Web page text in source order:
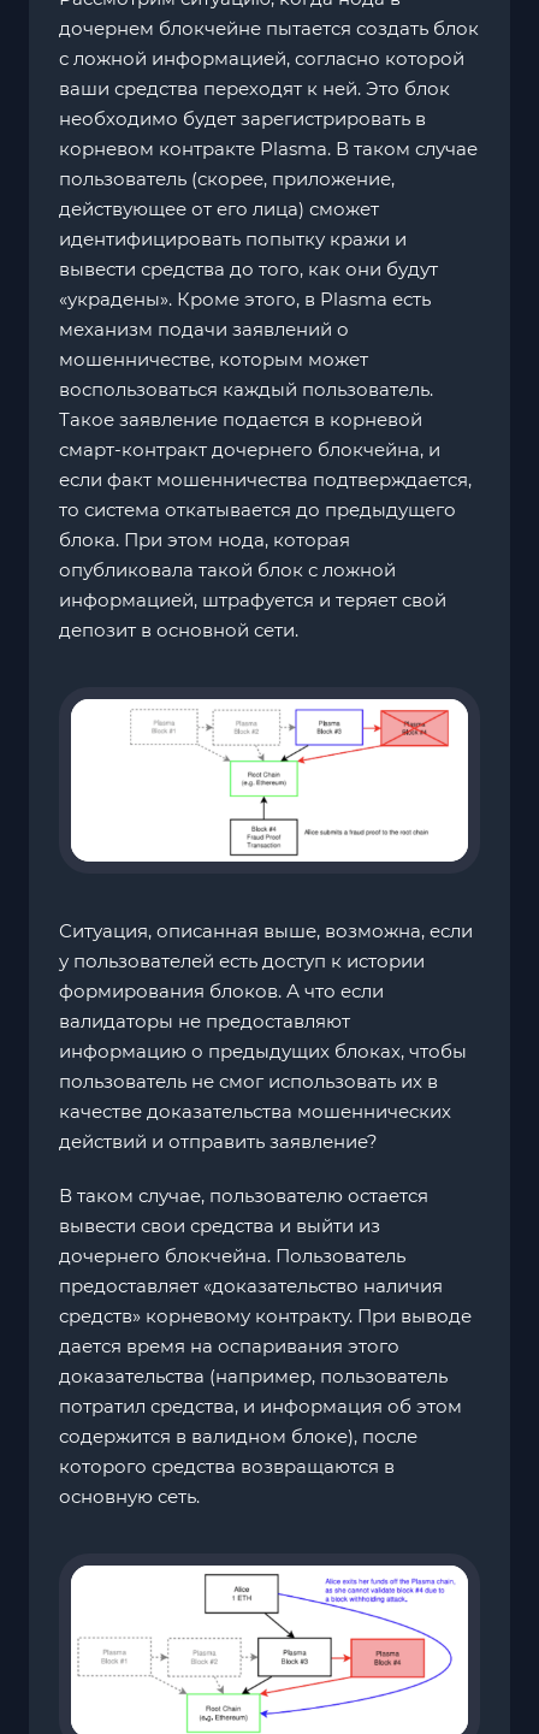
дочернем блокчейне пытается создать блок
с ложной информацией, согласно которой
ваши средства переходят к ней. Это блок
необходимо будет зарегистрировать в
корневом контракте Plasma. В таком случае
пользователь (скорее, приложение,
действующее от его лица) сможет
идентифицировать попытку кражи и
вывести средства до того, как они будут
«украдены». Кроме этого, в Plasma есть
механизм подачи заявлений о
мошенничестве, которым может
воспользоваться каждый пользователь.
Такое заявление подается в корневой
смарт-контракт дочернего блокчейна, и
если факт мошенничества подтверждается,
то система откатывается до предыдущего
блока. При этом нода, которая
опубликовала такой блок с ложной
информацией, штрафуется и теряет свой
депозит в основной сети.
Ситуация, описанная выше, возможна, если
у пользователей есть доступ к истории
формирования блоков. А что если
валидаторы не предоставляют
информацию о предыдущих блоках, чтобы
пользователь не смог использовать их в
качестве доказательства мошеннических
действий и отправить заявление?
В таком случае, пользователю остается
вывести свои средства и выйти из
дочернего блокчейна. Пользователь
предоставляет «доказательство наличия
средств» корневому контракту. При выводе
дается время на оспаривания этого
доказательства (например, пользователь
потратил средства, и информация об этом
содержится в валидном блоке), после
которого средства возвращаются в
основную сеть.